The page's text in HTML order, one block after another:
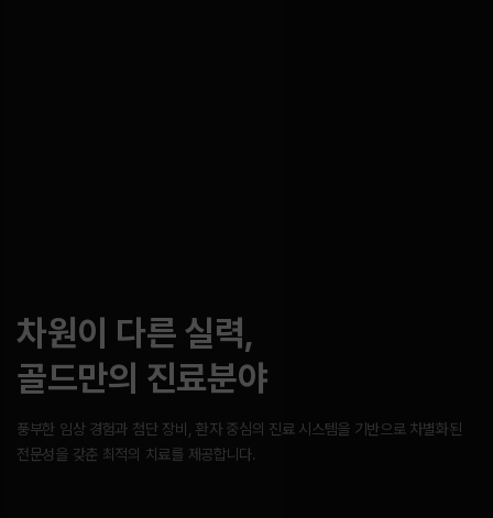
차원이 다른 실력,
골드만의 진료분야
풍부한 임상 경험과 첨단 장비, 환자 중심의 진료 시스템을 기반으로 차별화된
전문성을 갖춘 최적의 치료를 제공합니다.